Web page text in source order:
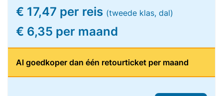
€ 17,47 per reis (tweede klas, dal)
€ 6,35 per maand
Al goedkoper dan één retourticket per maand